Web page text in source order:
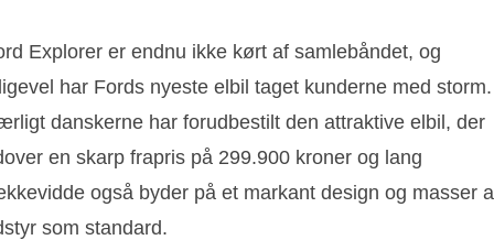
Explorer er endnu ikke kørt af samlebåndet, og
har Fords nyeste elbil taget kunderne med storm.
danskerne har forudbestilt den attraktive elbil, der
en skarp frapris på 299.900 kroner og lang
også byder på et markant design og masser
som standard.